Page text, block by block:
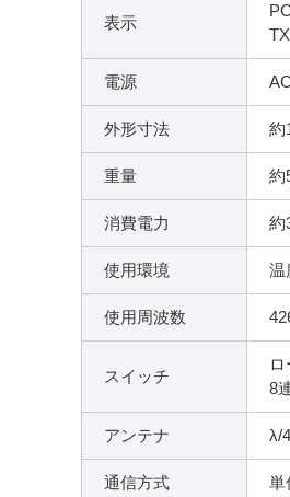
表示
電源
外形寸法 約
重量 約
消費電力 約
使用環境
使用周波数
スイッチ
8
アンテナ λ/
通信方式 単